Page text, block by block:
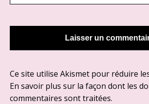
Ce site utilise Akismet pour réduire
En savoir plus sur la façon dont les
commentaires sont traitées.